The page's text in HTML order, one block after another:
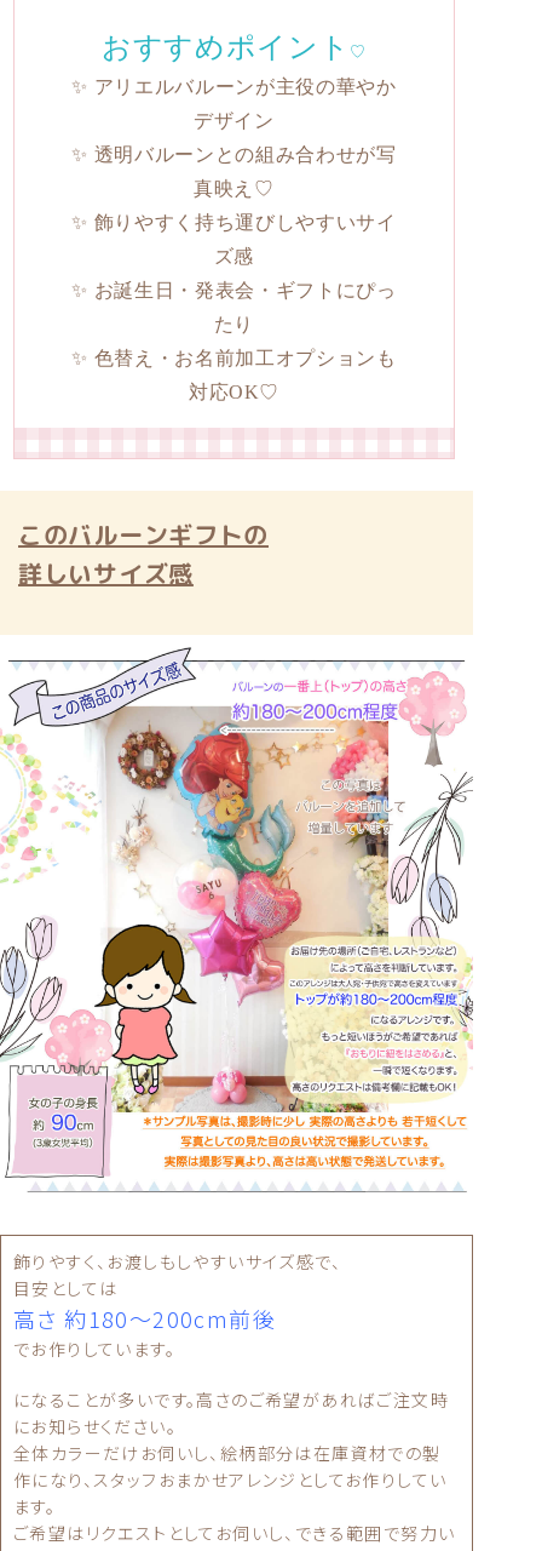
おすすめポイント ♡
✨ アリエルバルーンが主役の華やか
デザイン
✨ 透明バルーンとの組み合わせが写
真映え♡
✨ 飾りやすく持ち運びしやすいサイ
ズ感
✨ お誕生日・発表会・ギフトにぴっ
たり
✨ 色替え・お名前加工オプションも
対応OK♡
このバルーンギフトの
詳しいサイズ感
飾りやすく、お渡しもしやすいサイズ感で、
目安としては
高さ 約180〜200cm前後
でお作りしています。
になることが多いです。高さのご希望があればご注文時
にお知らせください。
全体カラーだけお伺いし、絵柄部分は在庫資材での製
作になり、スタッフおまかせアレンジとしてお作りしてい
ます。
ご希望はリクエストとしてお伺いし、できる範囲で努力い